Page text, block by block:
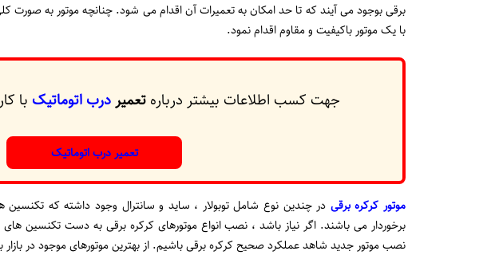
برقی بوجود می آیند که تا حد امکان به تعمیرات آن اقدام می شود. چنانچه موتور به صورت
با یک موتور باکیفیت و مقاوم اقدام نمود.
جهت کسب اطلاعات بیشتر دربارهتعمیردرب اتوماتیک با
تعمیر درب اتوماتیک
موتور کرکره برقی در چندین نوع شامل توبولار ، ساید و سانترال وجود داشته که تکنسین
برخوردار می باشند. اگر نیاز باشد ، نصب انواع موتورهای کرکره برقی به دست تکنسین
نصب موتور جدید شاهد عملکرد صحیح کرکره برقی باشیم. از بهترین موتورهای موجود در